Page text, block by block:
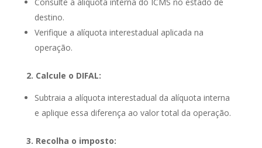
destino.
Verifique a alíquota interestadual aplicada na
operação.
2. Calcule o DIFAL:
Subtraia a alíquota interestadual da alíquota interna
e aplique essa diferença ao valor total da operação.
3. Recolha o imposto: